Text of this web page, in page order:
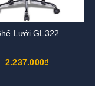
Lưới GL322
2.237.000₫